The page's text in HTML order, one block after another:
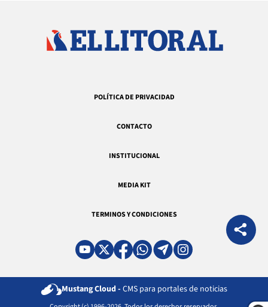
POLÍTICA DE PRIVACIDAD
CONTACTO
INSTITUCIONAL
MEDIA KIT
TERMINOS Y CONDICIONES
Mustang Cloud - CMS para portales de noticias